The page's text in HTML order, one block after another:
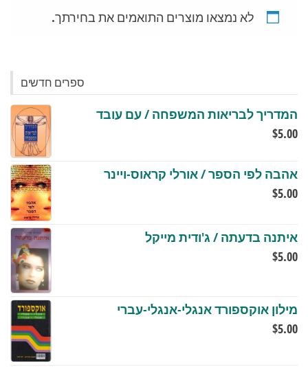
לא נמצאו מוצרים התואמים את בחירתך.
ספרים חדשים
המדריך לבריאות המשפחה / עם עובד
$5.00
אהבה לפי הספר / אורלי קראוס-ויינר
$5.00
איתנה בדעתה / ג'ודית מייקל
$5.00
מילון אוקספורד אנגלי-אנגלי-עברי
$5.00